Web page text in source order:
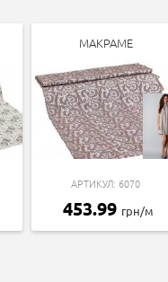
МАКРАМЕ
АРТИКУЛ: 6070
453.99 грн/м